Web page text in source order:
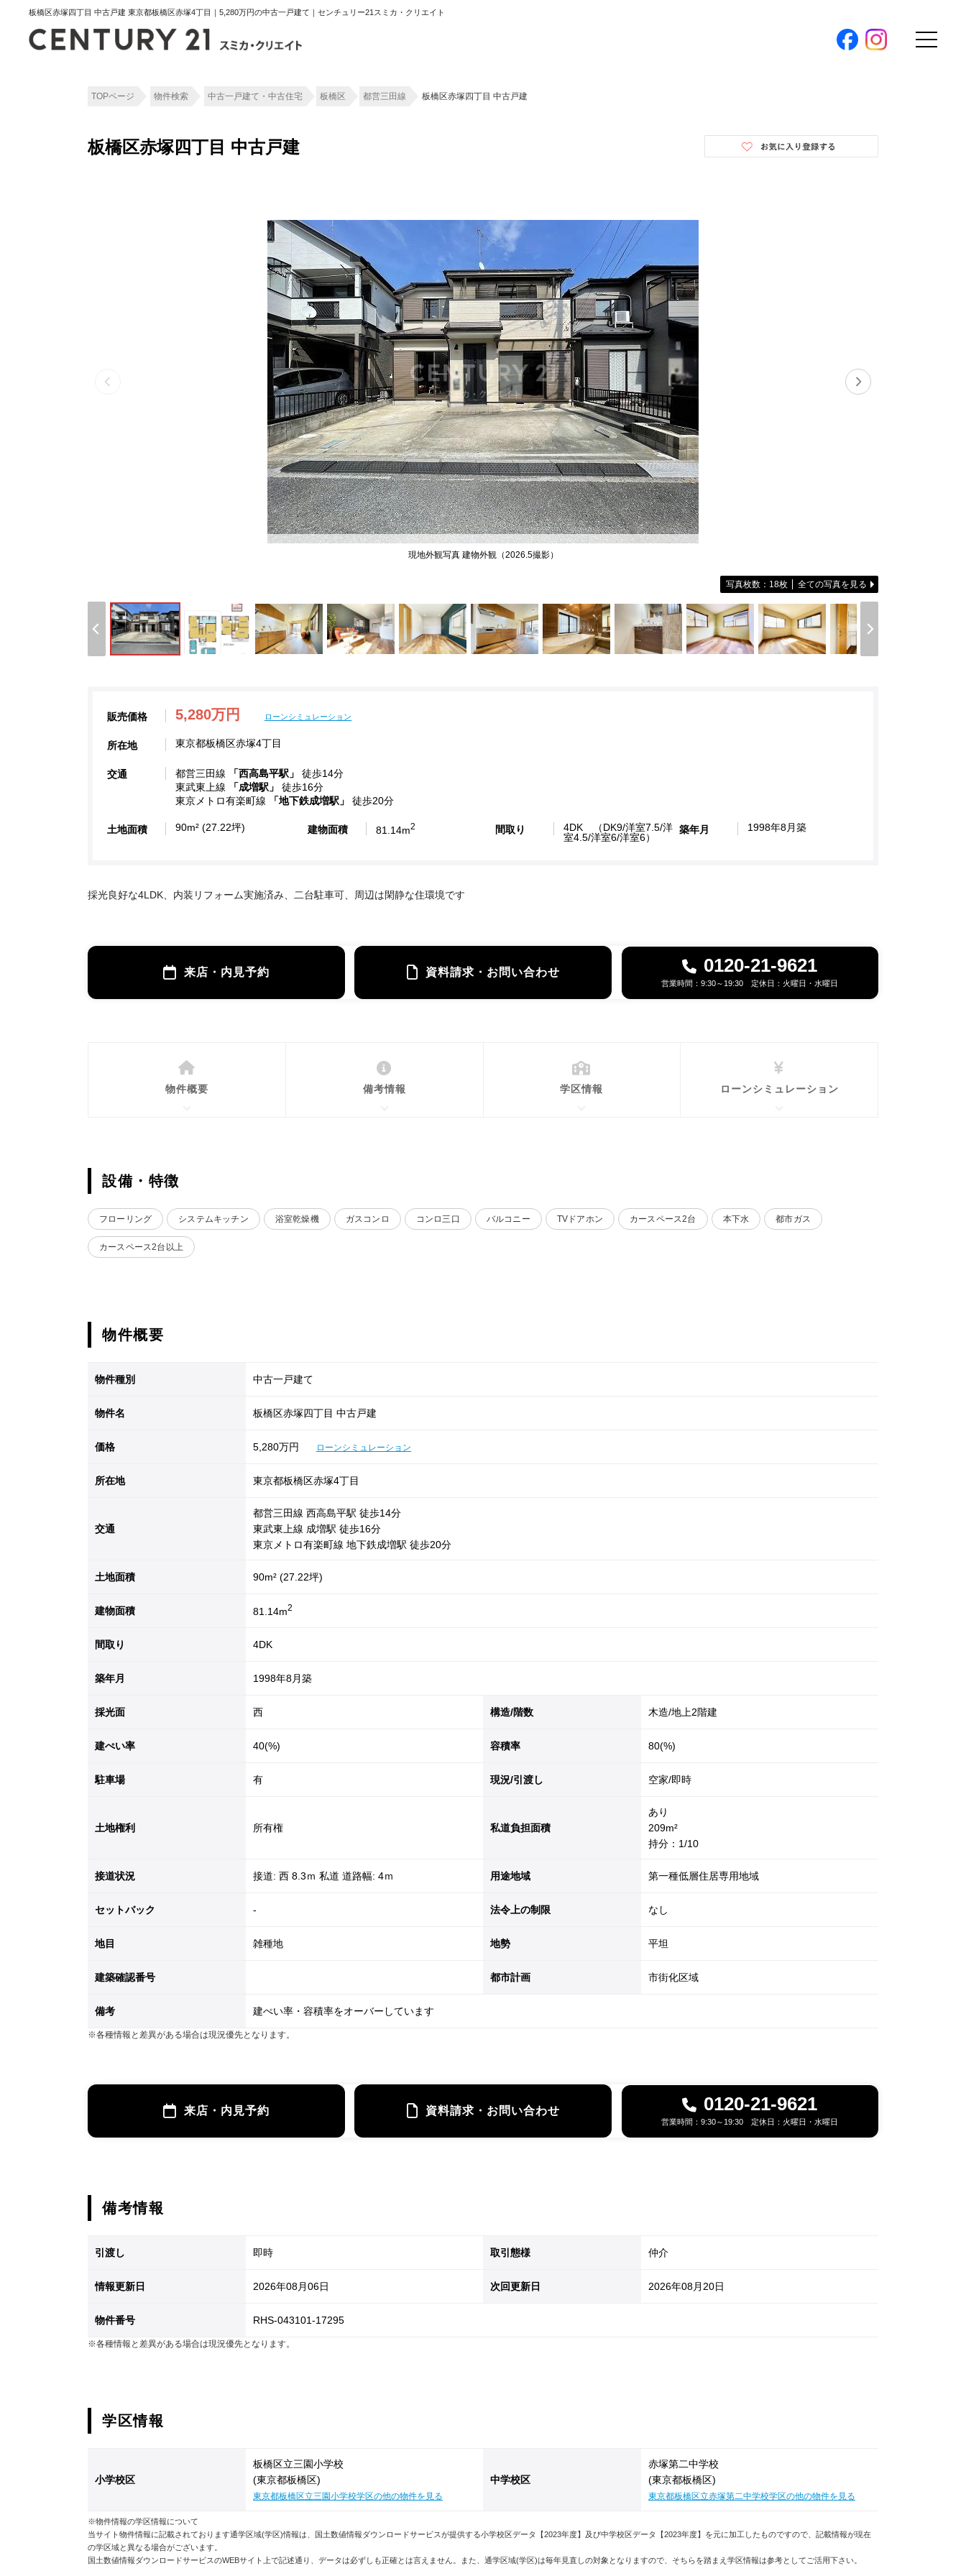
板橋区赤塚四丁目 中古戸建 東京都板橋区赤塚4丁目｜5,280万円の中古一戸建て｜センチュリー21スミカ・クリエイト
スタッフ紹介
採用情報
スミカグループ新卒採用
キャリア採用
地図から探す
TOPページ 物件検索 中古一戸建て・中古住宅 板橋区 都営三田線 板橋区赤塚四丁目 中古戸建
板橋区赤塚四丁目 中古戸建
現地外観写真 建物外観（2026.5撮影）
写真枚数：18枚 全ての写真を見る
販売価格 5,280万円 ローンシミュレーション
所在地 東京都板橋区赤塚4丁目
交通 都営三田線 「西高島平駅」
徒歩14分
東武東上線
「成増駅」
徒歩16分
東京メトロ有楽町線
「地下鉄成増駅」 徒歩20分
土地面積 90m² (27.22坪) 建物面積 81.14m2 間取り
4DK （DK9/洋室7.5/洋
室4.5/洋室6/洋室6）
築年月 1998年8月築
採光良好な4LDK、内装リフォーム実施済み、二台駐車可、周辺は閑静な住環境です
来店・内見予約 資料請求・お問い合わせ 0120-21-9621
営業時間：9:30～19:30 定休日：火曜日・水曜日
物件概要 備考情報 学区情報 ローンシミュレーション
設備・特徴
フローリング システムキッチン 浴室乾燥機 ガスコンロ コンロ三口 バルコニー TVドアホン カースペース2台 本下水 都市ガス
カースペース2台以上
物件概要
物件種別 中古一戸建て
物件名 板橋区赤塚四丁目 中古戸建
価格 5,280万円 ローンシミュレーション
所在地 東京都板橋区赤塚4丁目
交通
都営三田線 西高島平駅 徒歩14分
東武東上線 成増駅 徒歩16分
東京メトロ有楽町線 地下鉄成増駅 徒歩20分
土地面積 90m² (27.22坪)
建物面積 81.14m2
間取り 4DK
築年月 1998年8月築
採光面 西 構造/階数 木造/地上2階建
建ぺい率 40(%) 容積率 80(%)
駐車場 有 現況/引渡し 空家/即時
土地権利 所有権 私道負担面積
あり
209m²
持分：1/10
接道状況 接道: 西 8.3ｍ 私道 道路幅: 4ｍ 用途地域 第一種低層住居専用地域
セットバック - 法令上の制限 なし
地目 雑種地 地勢 平坦
建築確認番号 都市計画 市街化区域
備考 建ぺい率・容積率をオーバーしています
※各種情報と差異がある場合は現況優先となります。
来店・内見予約 資料請求・お問い合わせ 0120-21-9621
営業時間：9:30～19:30 定休日：火曜日・水曜日
備考情報
引渡し 即時 取引態様 仲介
情報更新日 2026年08月06日 次回更新日 2026年08月20日
物件番号 RHS-043101-17295
※各種情報と差異がある場合は現況優先となります。
学区情報
小学校区
板橋区立三園小学校
(東京都板橋区)
東京都板橋区立三園小学校学区の他の物件を見る
中学校区
赤塚第二中学校
(東京都板橋区)
東京都板橋区立赤塚第二中学校学区の他の物件を見る
※物件情報の学区情報について
当サイト物件情報に記載されております通学区域(学区)情報は、国土数値情報ダウンロードサービスが提供する小学校区データ【2023年度】及び中学校区データ【2023年度】を元に加工したものですので、記載情報が現在
の学区域と異なる場合がございます。
国土数値情報ダウンロードサービスのWEBサイト上で記述通り、データは必ずしも正確とは言えません。また、通学区域(学区)は毎年見直しの対象となりますので、そちらを踏まえ学区情報は参考としてご活用下さい。